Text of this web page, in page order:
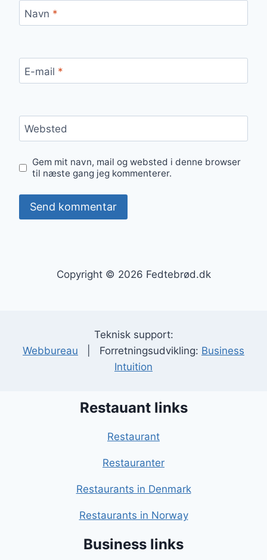
Navn *
E-mail *
Websted
Gem mit navn, mail og websted i denne browser
til næste gang jeg kommenterer.
Copyright © 2026 Fedtebrød.dk
Teknisk support:
Webbureau | Forretningsudvikling: Business
Intuition
Restauant links
Restaurant
Restauranter
Restaurants in Denmark
Restaurants in Norway
Business links